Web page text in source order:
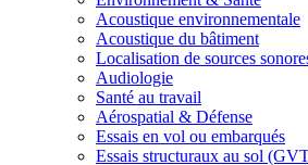
Acoustique environnementale
Acoustique du bâtiment
Localisation de sources
Audiologie
Santé au travail
Aérospatial & Défense
Essais en vol ou embarqués
Essais structuraux au sol